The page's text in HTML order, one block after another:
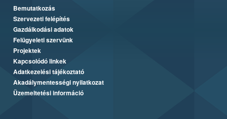
Bemutatkozás
Szervezeti felépítés
Gazdálkodási adatok
Felügyeleti szervünk
Projektek
Kapcsolódó linkek
Adatkezelési tájékoztató
Akadálymentességi nyilatkozat
Üzemeltetési információ